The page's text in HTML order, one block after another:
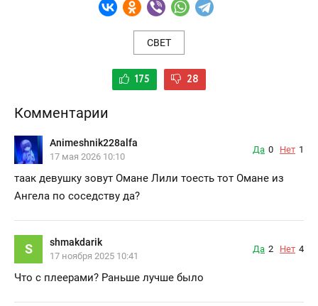
СВЕТ
175 28
Комментарии
Animeshnik228alfa
17 мая 2026 10:10
Да 0 Нет 1
таак девушку зовут Омане Лили тоесть тот Омане из
Ангела по соседству да?
S shmakdarik
17 ноября 2025 10:41
Да 2 Нет 4
Что с плеерами? Раньше лучше было